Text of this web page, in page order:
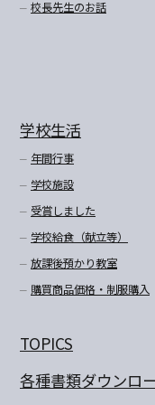
校長先生のお話
学校生活
年間行事
学校施設
受賞しました
学校給食（献立等）
放課後預かり教室
購買商品価格・制服購入
TOPICS
各種書類ダウンロ